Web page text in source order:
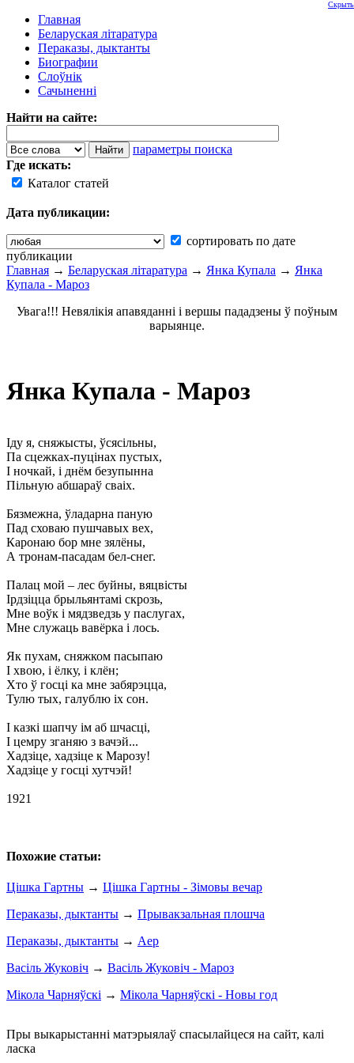
Главная
Беларуская літаратура
Пераказы, дыктанты
Биографии
Слоўнік
Сачыненні
Найти на сайте:
параметры поиска
Где искать:
Каталог статей
Дата публикации:
сортировать по дате
публикации
Скрыть
Главная → Беларуская літаратура → Янка Купала → Янка
Купала - Мароз
Увага!!! Невялікія апавяданні і вершы пададзены ў поўным
варыянце.
Янка Купала - Мароз
Іду я, сняжысты, ўсясільны,
Па сцежках-пуцінах пустых,
І ночкай, і днём безупынна
Пільную абшараў сваіх.
Бязмежна, ўладарна паную
Пад сховаю пушчавых вех,
Каронаю бор мне зялёны,
А тронам-пасадам бел-снег.
Палац мой – лес буйны, вяцвісты
Ірдзіцца брыльянтамі скрозь,
Мне воўк і мядзведзь у паслугах,
Мне служаць вавёрка і лось.
Як пухам, сняжком пасыпаю
І хвою, і ёлку, і клён;
Хто ў госці ка мне забярэцца,
Тулю тых, галублю іх сон.
І казкі шапчу ім аб шчасці,
І цемру зганяю з вачэй...
Хадзіце, хадзіце к Марозу!
Хадзіце у госці хутчэй!
1921
Похожие статьи:
Цішка Гартны → Цішка Гартны - Зімовы вечар
Пераказы, дыктанты → Прывакзальная плошча
Пераказы, дыктанты → Аер
Васіль Жуковіч → Васіль Жуковіч - Мароз
Мікола Чарняўскі → Мікола Чарняўскі - Новы год
Пры выкарыстанні матэрыялаў спасылайцеся на сайт, калі
ласка